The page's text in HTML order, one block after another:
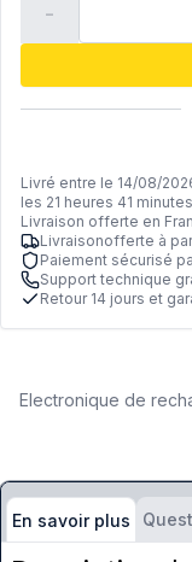
-
Livré entre le 14/08/
les 21 heures 41
Livraison offerte en
Livraisonofferte à
Paiement sécurisé
Support technique
Retour 14 jours et
Electronique de
En savoir plus